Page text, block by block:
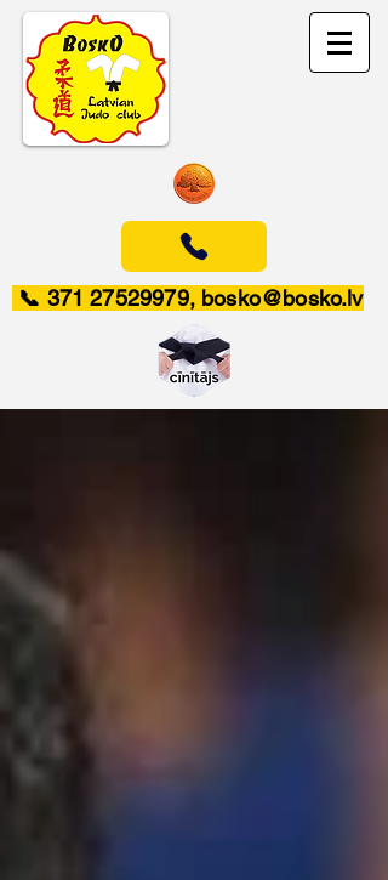
📞 371 27529979, bosko@bosko.lv